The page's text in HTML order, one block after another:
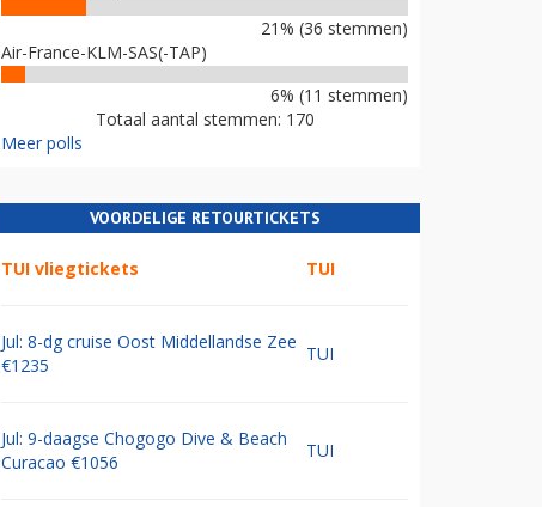
21% (36 stemmen)
Air-France-KLM-SAS(-TAP)
6% (11 stemmen)
Totaal aantal stemmen: 170
Meer polls
VOORDELIGE RETOURTICKETS
TUI vliegtickets TUI
Jul: 8-dg cruise Oost Middellandse Zee
€1235
TUI
Jul: 9-daagse Chogogo Dive & Beach
Curacao €1056
TUI